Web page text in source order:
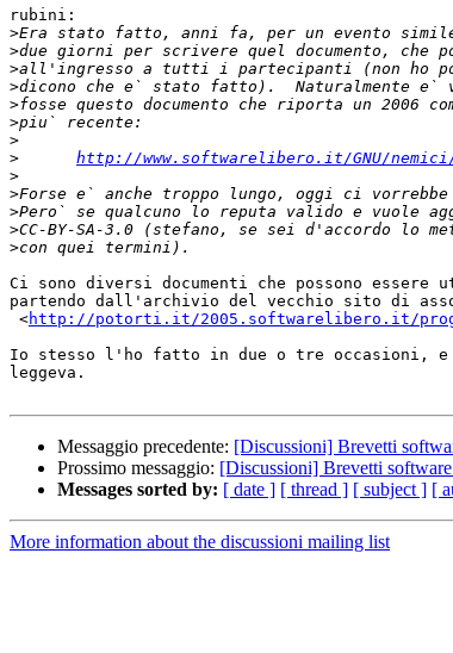
rubini:
>
>
>
>
>
>
>
>
http://www.softwarelibero.it/GNU/
>
>
>
>
>
Ci sono diversi documenti che possono
partendo dall'archivio del vecchio sito di
<http://potorti.it/2005.softwarelibero.it/
Io stesso l'ho fatto in due o tre occasioni,
leggeva.
Messaggio precedente: [Discussioni] Brevetti
Prossimo messaggio: [Discussioni] Brevetti
Messages sorted by: [ date ] [ thread ] [ subject ] [
More information about the discussioni mailing list